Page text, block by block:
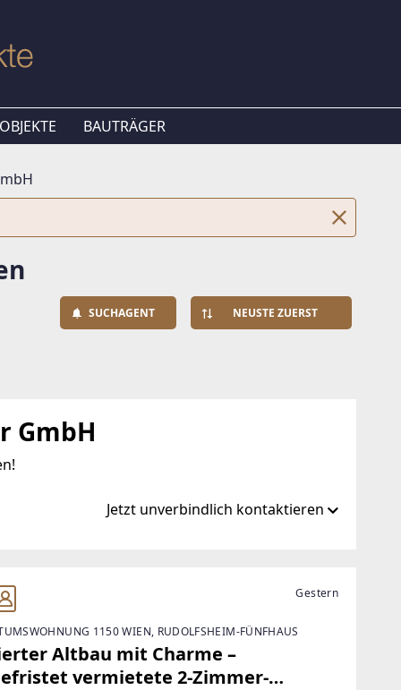
BAUTRÄGER
SUCHAGENT NEUSTE ZUERST
GmbH
Jetzt unverbindlich kontaktieren
Gestern
1150 WIEN, RUDOLFSHEIM-FÜNFHAUS
Altbau mit Charme –
vermietete 2-Zimmer-